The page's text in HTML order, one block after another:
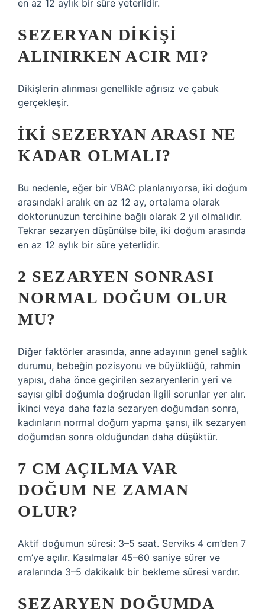
en az 12 aylık bir süre yeterlidir.
SEZERYAN DIKIŞI
ALINIRKEN ACIR MI?
Dikişlerin alınması genellikle ağrısız ve çabuk
gerçekleşir.
İKI SEZERYAN ARASI NE
KADAR OLMALI?
Bu nedenle, eğer bir VBAC planlanıyorsa, iki doğum
arasındaki aralık en az 12 ay, ortalama olarak
doktorunuzun tercihine bağlı olarak 2 yıl olmalıdır.
Tekrar sezaryen düşünülse bile, iki doğum arasında
en az 12 aylık bir süre yeterlidir.
2 SEZARYEN SONRASI
NORMAL DOĞUM OLUR
MU?
Diğer faktörler arasında, anne adayının genel sağlık
durumu, bebeğin pozisyonu ve büyüklüğü, rahmin
yapısı, daha önce geçirilen sezaryenlerin yeri ve
sayısı gibi doğumla doğrudan ilgili sorunlar yer alır.
İkinci veya daha fazla sezaryen doğumdan sonra,
kadınların normal doğum yapma şansı, ilk sezaryen
doğumdan sonra olduğundan daha düşüktür.
7 CM AÇILMA VAR
DOĞUM NE ZAMAN
OLUR?
Aktif doğumun süresi: 3–5 saat. Serviks 4 cm’den 7
cm’ye açılır. Kasılmalar 45–60 saniye sürer ve
aralarında 3–5 dakikalık bir bekleme süresi vardır.
SEZARYEN DOĞUMDA